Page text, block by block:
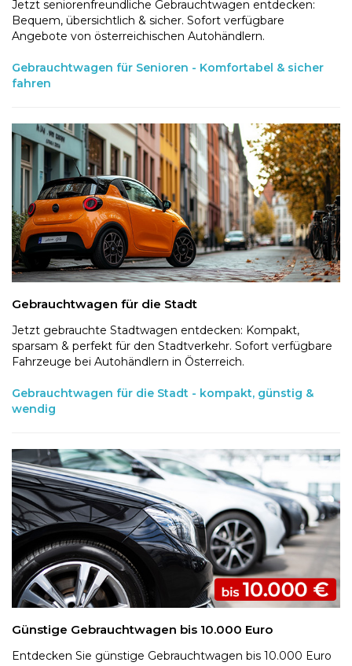
Jetzt seniorenfreundliche Gebrauchtwagen entdecken:
Bequem, übersichtlich & sicher. Sofort verfügbare
Angebote von österreichischen Autohändlern.
Gebrauchtwagen für Senioren - Komfortabel & sicher
fahren
Gebrauchtwagen für die Stadt
Jetzt gebrauchte Stadtwagen entdecken: Kompakt,
sparsam & perfekt für den Stadtverkehr. Sofort verfügbare
Fahrzeuge bei Autohändlern in Österreich.
Gebrauchtwagen für die Stadt - kompakt, günstig &
wendig
Günstige Gebrauchtwagen bis 10.000 Euro
Entdecken Sie günstige Gebrauchtwagen bis 10.000 Euro